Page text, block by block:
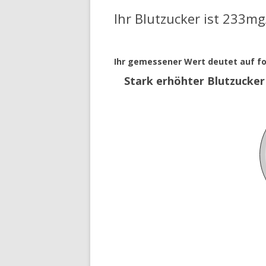
NORMALE
Ihr Blutzucker ist
Ihr gemessener Wert deutet auf
Stark erhöhter